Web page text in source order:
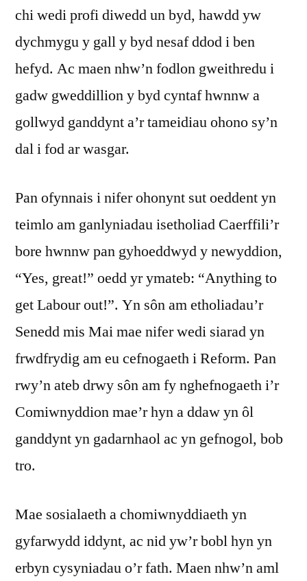
chi wedi profi diwedd un byd, hawdd yw
dychmygu y gall y byd nesaf ddod i ben
hefyd. Ac maen nhw’n fodlon gweithredu i
gadw gweddillion y byd cyntaf hwnnw a
gollwyd ganddynt a’r tameidiau ohono sy’n
dal i fod ar wasgar.
Pan ofynnais i nifer ohonynt sut oeddent yn
teimlo am ganlyniadau isetholiad Caerffili’r
bore hwnnw pan gyhoeddwyd y newyddion,
“Yes, great!” oedd yr ymateb: “Anything to
get Labour out!”. Yn sôn am etholiadau’r
Senedd mis Mai mae nifer wedi siarad yn
frwdfrydig am eu cefnogaeth i Reform. Pan
rwy’n ateb drwy sôn am fy nghefnogaeth i’r
Comiwnyddion mae’r hyn a ddaw yn ôl
ganddynt yn gadarnhaol ac yn gefnogol, bob
tro.
Mae sosialaeth a chomiwnyddiaeth yn
gyfarwydd iddynt, ac nid yw’r bobl hyn yn
erbyn cysyniadau o’r fath. Maen nhw’n aml